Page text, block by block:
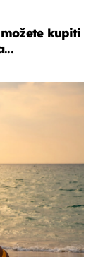
kupiti